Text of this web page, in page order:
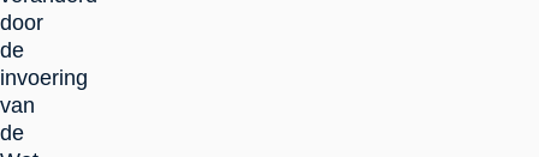
door
de
invoering
van
de